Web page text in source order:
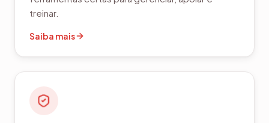
treinar.
Saiba mais